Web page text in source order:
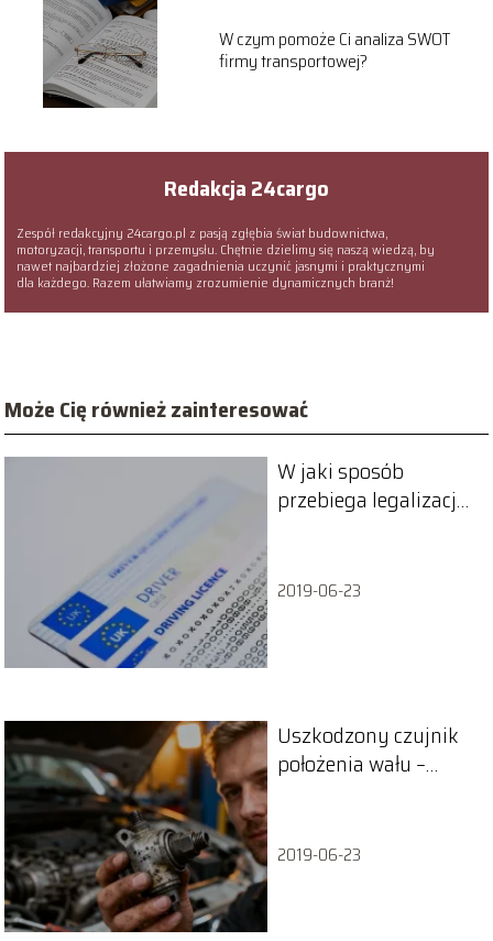
W czym pomoże Ci analiza SWOT
firmy transportowej?
Redakcja 24cargo
Zespół redakcyjny 24cargo.pl z pasją zgłębia świat budownictwa,
motoryzacji, transportu i przemysłu. Chętnie dzielimy się naszą wiedzą, by
nawet najbardziej złożone zagadnienia uczynić jasnymi i praktycznymi
dla każdego. Razem ułatwiamy zrozumienie dynamicznych branż!
Może Cię również zainteresować
W jaki sposób
przebiega legalizacja
2019-06-23
Uszkodzony czujnik
położenia wału –
2019-06-23